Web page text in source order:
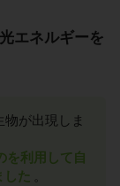
エネルギーを
が出現しま
を利用して自
した